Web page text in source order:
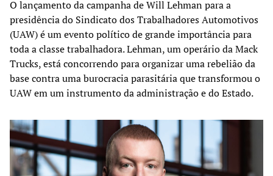
O lançamento da campanha de Will Lehman para a
presidência do Sindicato dos Trabalhadores Automotivos
(UAW) é um evento político de grande importância para
toda a classe trabalhadora. Lehman, um operário da Mack
Trucks, está concorrendo para organizar uma rebelião da
base contra uma burocracia parasitária que transformou o
UAW em um instrumento da administração e do Estado.